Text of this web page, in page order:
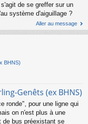
de se greffer sur un
système d'aiguillage ?
Aller au message
BHNS)
Genêts (ex BHNS)
ronde", pour une ligne qui
on n'est plus à une
de bus préexistant se